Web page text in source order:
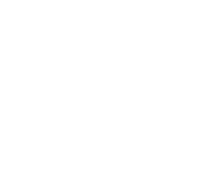
規定する積立金の
・簡易生命保険・第１巻
度